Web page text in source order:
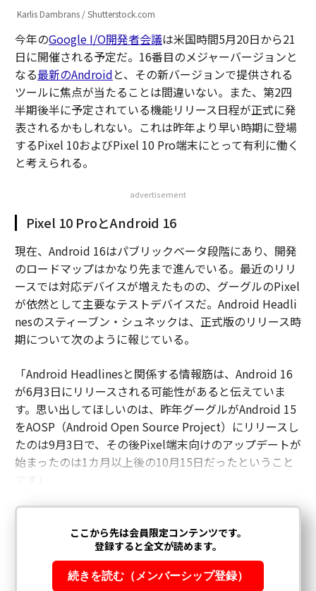
Karlis Dambrans / Shutterstock.com
今年のGoogle I/O開発者会議は米国時間5月20日から21
日に開催される予定だ。16番目のメジャーバージョンと
なる最新のAndroidと、その新バージョンで提供される
ツールに焦点が当たることは間違いない。また、第2四
半期後半に予定されている機能リリース日程が正式に発
表されるかもしれない。これは昨年より早い時期に登場
するPixel 10およびPixel 10 Pro端末にとって有利に働く
と考えられる。
advertisement
Pixel 10 ProとAndroid 16
現在、Android 16はパブリックベータ段階にあり、開発
のロードマップはかなり先まで進んでいる。最近のリリ
ースでは対応デバイスが増えたものの、グーグルのPixel
が依然として主要なテストデバイスだ。Android Headli
nesのスティーブン・シュネックは、正式版のリリース時
期について次のように報じている。
「Android Headlinesと関係する情報筋は、Android 16
が6月3日にリリースされる可能性があると伝えていま
す。思い出してほしいのは、昨年グーグルがAndroid 15
をAOSP（Android Open Source Project）にリリースし
たのは9月3日で、その後Pixel端末向けのアップデートが
始まったのは1カ月以上後の10月15日だったということ